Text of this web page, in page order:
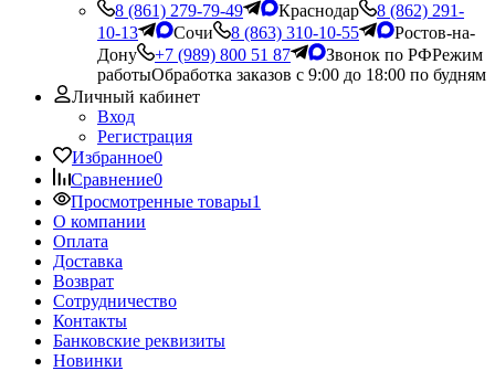
8 (861) 279-79-49
Краснодар
8 (862) 291-
10-13
Сочи 8 (863) 310-10-55
Ростов-на-
Дону
+7 (989) 800 51 87 Звонок по РФРежим
работыОбработка заказов с 9:00 до 18:00 по будням
Личный кабинет
Вход
Регистрация
Избранное0
Сравнение0
Просмотренные товары1
О компании
Оплата
Доставка
Возврат
Сотрудничество
Контакты
Банковские реквизиты
Новинки